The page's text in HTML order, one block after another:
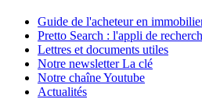
Guide de l'acheteur en
Pretto Search : l'appli de
Lettres et documents utiles
Notre newsletter La clé
Notre chaîne Youtube
Actualités